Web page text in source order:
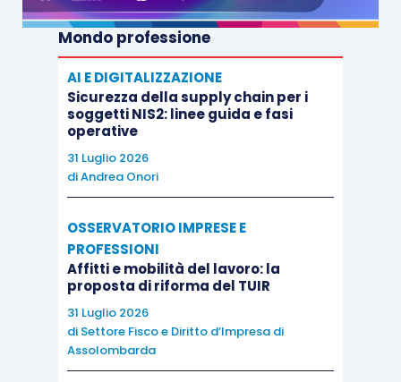
Moro offre ai suoi lettori spunti straordinari sulle
inevitabili montagne russe della vita. Che
Il piacere di scoprire
Richard P. Feynman
Adelphi
Prezzo – 14,00
Mondo professione
AI E DIGITALIZZAZIONE
Sicurezza della supply chain per i
soggetti NIS2: linee guida e fasi
operative
31 Luglio 2026
diAndrea Onori
OSSERVATORIO IMPRESE E
PROFESSIONI
Affitti e mobilità del lavoro: la
proposta di riforma del TUIR
31 Luglio 2026
di Settore Fisco e Diritto d’Impresa di
Assolombarda